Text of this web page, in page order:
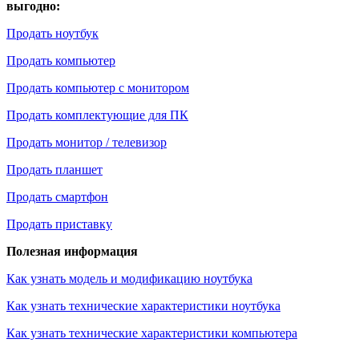
выгодно:
Продать ноутбук
Продать компьютер
Продать компьютер с монитором
Продать комплектующие для ПК
Продать монитор / телевизор
Продать планшет
Продать смартфон
Продать приставку
Полезная информация
Как узнать модель и модификацию ноутбука
Как узнать технические характеристики ноутбука
Как узнать технические характеристики компьютера